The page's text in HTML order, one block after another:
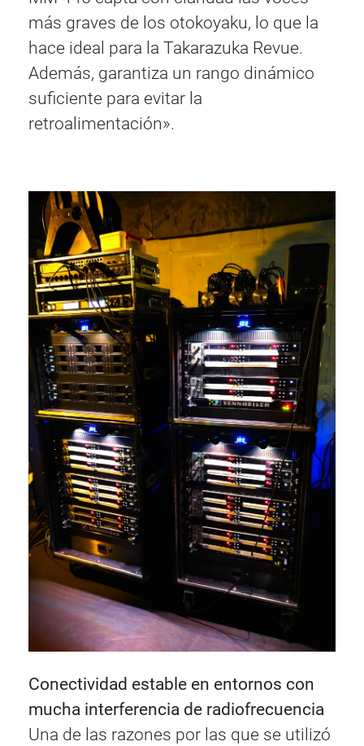
más graves de los otokoyaku, lo que la
hace ideal para la Takarazuka Revue.
Además, garantiza un rango dinámico
suficiente para evitar la
retroalimentación».
Conectividad estable en entornos con
mucha interferencia de radiofrecuencia
Una de las razones por las que se utilizó